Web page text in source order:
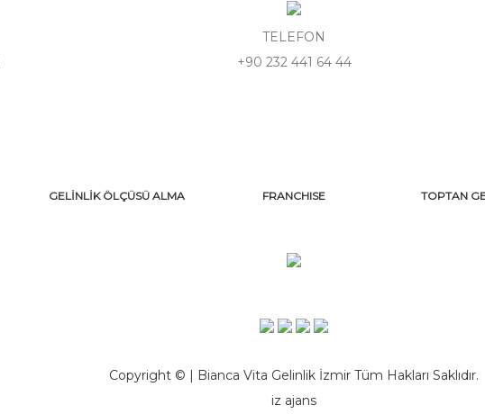
TELEFON
+90 232 441 64 44
GELİNLİK ÖLÇÜSÜ ALMA FRANCHISE TOPTAN
Copyright © | Bianca Vita Gelinlik İzmir Tüm Hakları Saklıdır.
iz ajans